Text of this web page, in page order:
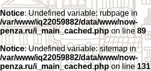
Notice: Undefined variable: rubpage in
/var/www/iq22059882/data/www/now-
penza.ru/i_main_cached.php on line 89
Notice: Undefined variable: sitemap in
/var/www/iq22059882/data/www/now-
penza.ru/i_main_cached.phpon line131